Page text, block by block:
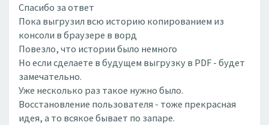
Спасибо за ответ
Пока выгрузил всю историю копированием из
консоли в браузере в ворд
Повезло, что истории было немного
Но если сделаете в будущем выгрузку в PDF - будет
замечательно.
Уже несколько раз такое нужно было.
Восстановление пользователя - тоже прекрасная
идея, а то всякое бывает по запаре.